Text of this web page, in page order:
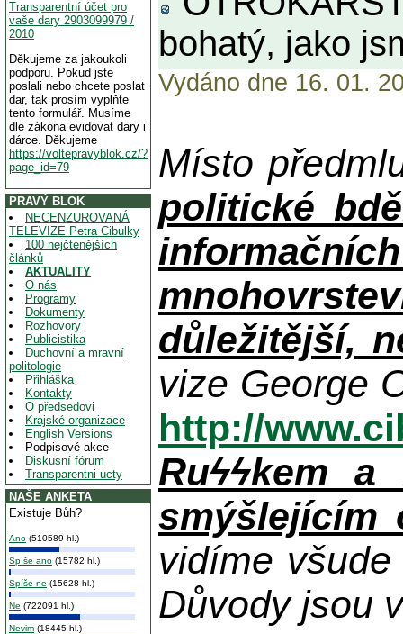
Transparentní účet pro
vaše dary 2903099979 /
2010
Děkujeme za jakoukoli
podporu. Pokud jste
poslali nebo chcete poslat
dar, tak prosím vyplňte
tento formulář. Musíme
dle zákona evidovat dary i
dárce. Děkujeme
https://voltepravyblok.cz/?
page_id=79
PRAVÝ BLOK
NECENZUROVANÁ
TELEVIZE Petra Cibulky
100 nejčtenějších
článků
AKTUALITY
O nás
Programy
Dokumenty
Rozhovory
Publicistika
Duchovní a mravní
politologie
Přihláška
Kontakty
O předsedovi
Krajské organizace
English Versions
Podpisové akce
Diskusní fórum
Transparentni ucty
NAŠE ANKETA
Existuje Bůh?
Ano (510589 hl.)
Spíše ano (15782 hl.)
Spíše ne (15628 hl.)
Ne (722091 hl.)
Nevim (18445 hl.)
bohatý, jako
Vydáno dne 16. 01.
Místo
politické
důležitější,
vize George
http://
Ruϟϟkem
smýšlejícím
vidíme
Důvody jsou